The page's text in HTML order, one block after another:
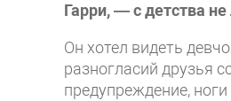
Гарри, — с детства
Он хотел видеть
разногласий друзья
предупреждение,